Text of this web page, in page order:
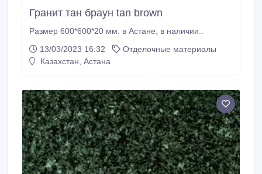
Гранит тан браун tan brown
Размер 600*600*20 мм. в Астане, в наличии..
13/03/2023 16:32
Отделочные материалы
Казахстан, Астана